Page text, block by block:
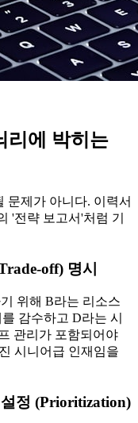
리에 박히는
문제가 아니다. 이력서
'전략 보고서'처럼 기
off) 명시
위해 B라는 리소스
감수하고 D라는 시
관리가 포함되어야
시니어급 인재임을
정 (Prioritization)